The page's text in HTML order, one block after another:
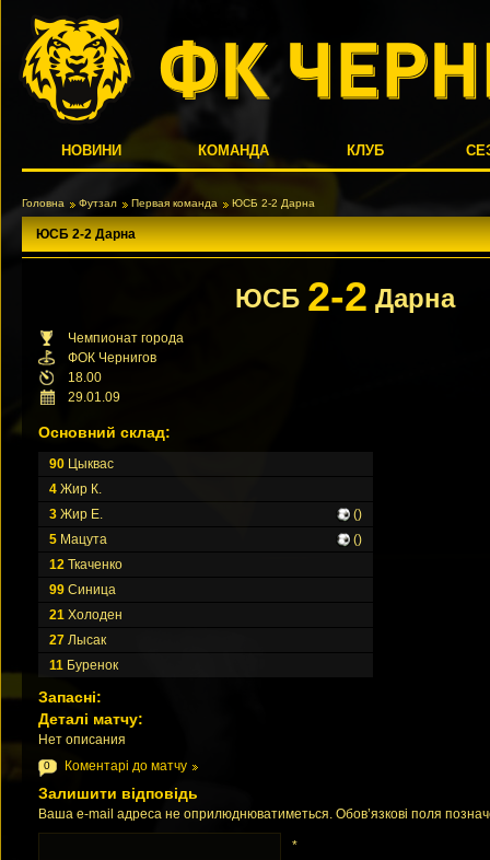
НОВИНИ КОМАНДА КЛУБ
Головна Футзал Первая команда ЮСБ 2-2 Дарна
ЮСБ 2-2 Дарна
ЮСБ 2-2 Дарна
Чемпионат города
ФОК Чернигов
18.00
29.01.09
Основний склад:
90 Цыквас
4 Жир К.
3 Жир Е.
()
5 Мацута
()
12 Ткаченко
99 Синица
21 Холоден
27 Лысак
11 Буренок
Запасні:
Деталі матчу:
Нет описания
0 Коментарі до матчу
Залишити відповідь
Ваша e-mail адреса не оприлюднюватиметься. Обов’язкові поля
*